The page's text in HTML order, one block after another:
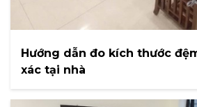
Hướng dẫn đo kích thước
xác tại nhà